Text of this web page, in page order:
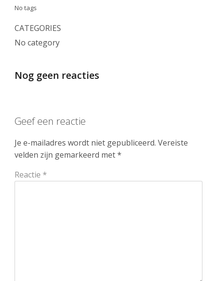
No tags
CATEGORIES
No category
Nog geen reacties
Geef een reactie
Je e-mailadres wordt niet gepubliceerd. Vereiste
velden zijn gemarkeerd met*
Reactie *